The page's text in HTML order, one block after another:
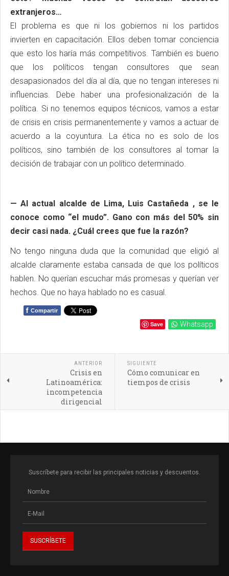
extranjeros…
El problema es que ni los gobiernos ni los partidos
invierten en capacitación. Ellos deben tomar conciencia
que esto los haría más competitivos. También es bueno
que los políticos tengan consultores que sean
desapasionados del día al día, que no tengan intereses ni
influencias. Debe haber una profesionalización de la
política. Si no tenemos equipos técnicos, vamos a estar
de crisis en crisis permanentemente y vamos a actuar de
acuerdo a la coyuntura. La ética no es solo de los
políticos, sino también de los consultores al tomar la
decisión de trabajar con un político determinado.
— Al actual alcalde de Lima, Luis Castañeda , se le
conoce como “el mudo”. Gano con más del 50% sin
decir casi nada. ¿Cuál crees que fue la razón?
No tengo ninguna duda que la comunidad que eligió al
alcalde claramente estaba cansada de que los políticos
hablen. No querían escuchar más promesas y querían ver
hechos. Que no haya hablado no es casual.
f Compartir
Save Whatsapp
ANTERIOR
Crisis en
Latinoamérica:
incompetencia
dirigencial
SIGUIENTE
Cómo comunicar en
tiempos de crisis
Suscríbete para recibir las principales noticias y descuentos.